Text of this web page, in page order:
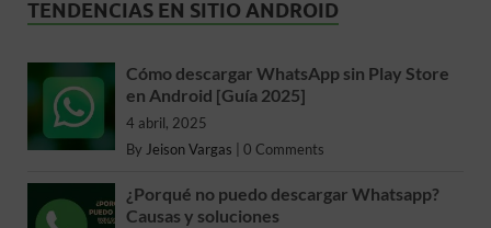
TENDENCIAS EN SITIO ANDROID
Cómo descargar WhatsApp sin Play Store
en Android [Guía 2025]
4 abril, 2025
By Jeison Vargas 0 Comments
¿Porqué no puedo descargar Whatsapp?
Causas y soluciones